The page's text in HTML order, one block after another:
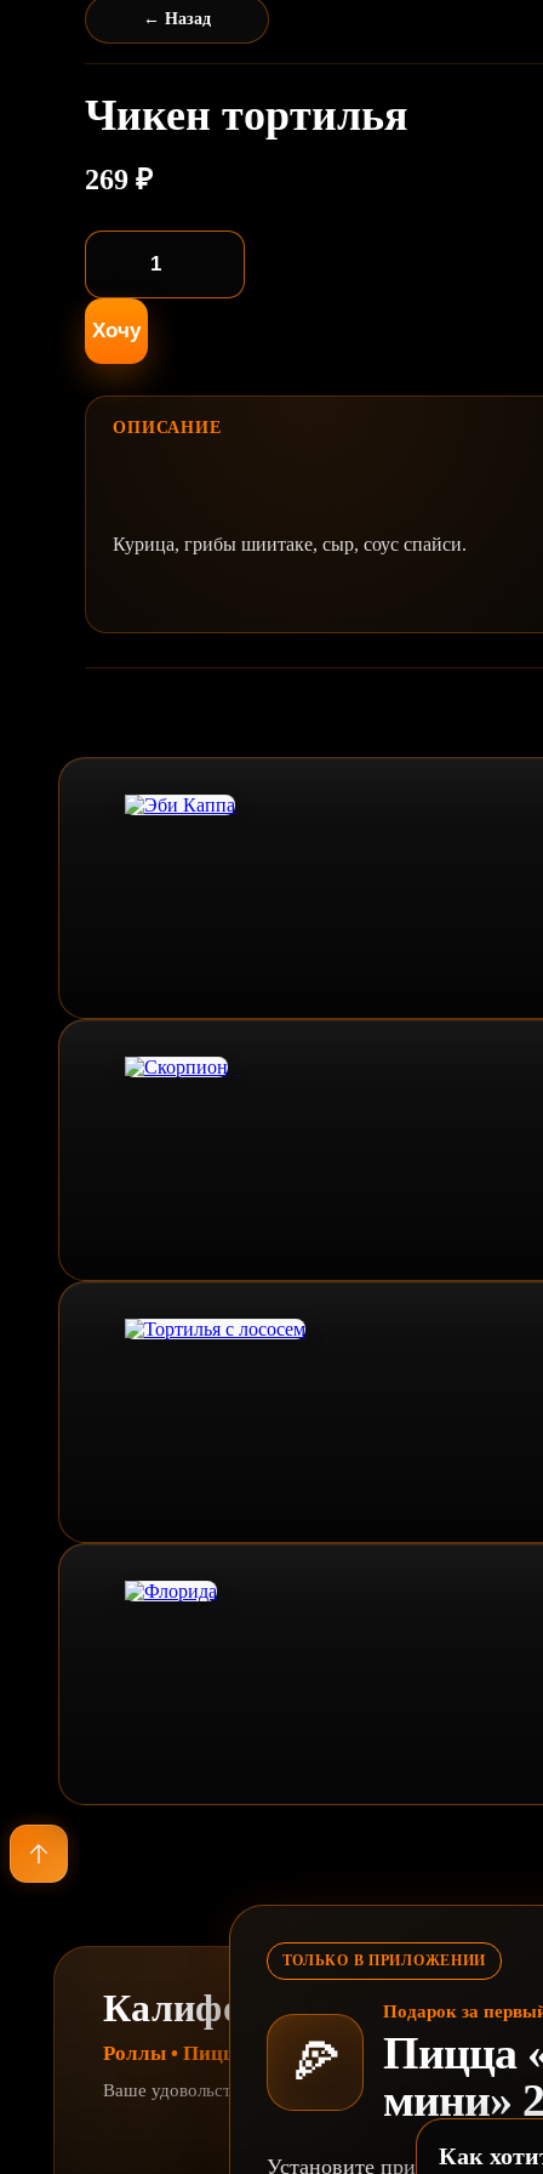
← Назад
Чикен тортилья
269 ₽
товара
Хочу
ОПИСАНИЕ
Курица, грибы шиитаке, сыр, соус спайси.
ТОЛЬКО В ПРИЛОЖЕНИИ
🍕
Подарок за
Пицца
мини»
Установите приложение
Калифорния
Роллы • Пицца • ВОК • Кофе
Ваше удовольствие — наша забота
Как